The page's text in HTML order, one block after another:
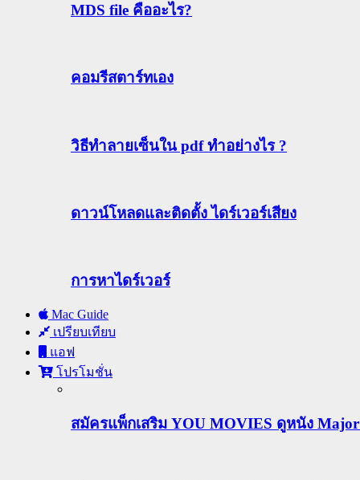
MDS file คืออะไร?
คอมรีสตาร์ทเอง
วิธีทําลายเซ็นใน pdf ทำอย่างไร ?
ดาวน์โหลดและติดตั้ง ไดร์เวอร์เสียง
การหาไดร์เวอร์
Mac Guide
เปรียบเทียบ
แอฟ
โปรโมชั่น
สมัครแพ็กเสริม YOU MOVIES ดูหนัง